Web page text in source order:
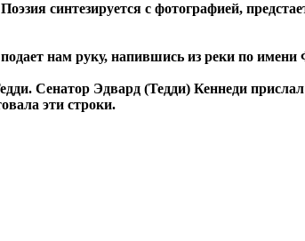
синтезируется с фотографией,
нам руку, напившись из реки по
Сенатор Эдвард (Тедди) Кеннеди
эти строки.